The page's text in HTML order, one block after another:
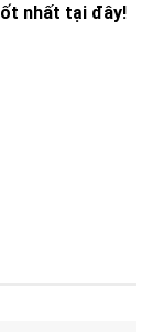
nhất tại đây!